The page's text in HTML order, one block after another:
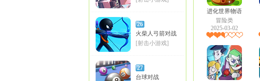
26
火柴人弓箭对战
[射击小游戏]
27
台球对战
进化世界物语
冒险类
2025-03-02